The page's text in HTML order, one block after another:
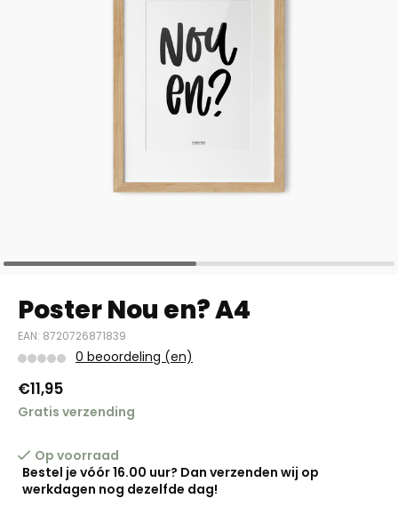
Poster Nou en? A4
EAN: 8720726871839
0 beoordeling (en)
€11,95
Gratis verzending
Op voorraad
Bestel je vóór 16.00 uur? Dan verzenden wij op
werkdagen nog dezelfde dag!